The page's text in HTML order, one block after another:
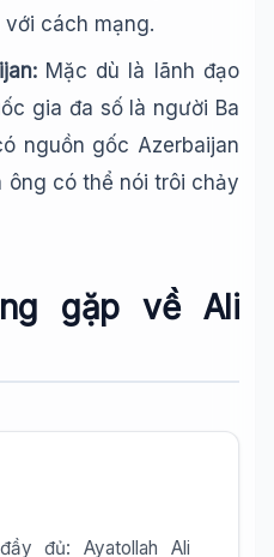
cách mạng.
Mặc dù là lãnh đạo
gia đa số là người Ba
nguồn gốc Azerbaijan
ông có thể nói trôi chảy
gặp về Ali
đủ: Ayatollah Ali